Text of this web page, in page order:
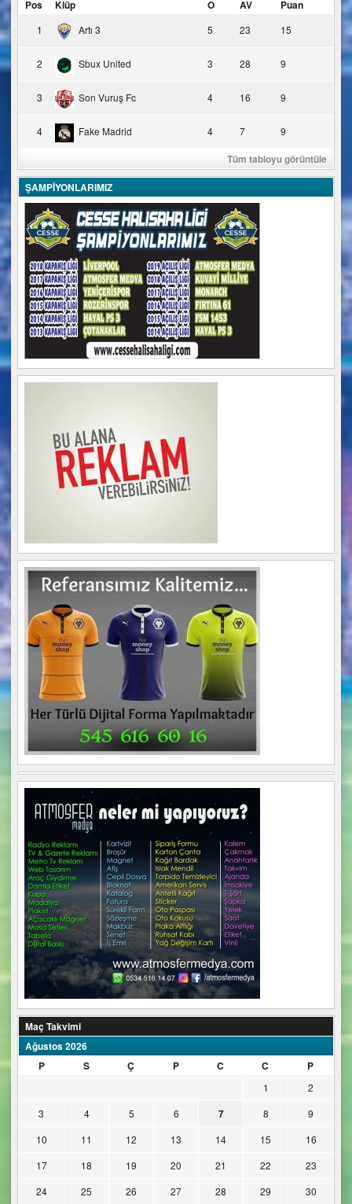
Pos
Klüp O AV Puan
1 Artı 3 5 23 15
2 Sbux United 3 28 9
3 Son Vuruş Fc 4 16 9
4 Fake Madrid 4 7 9
Tüm tabloyu görüntüle
ŞAMPİYONLARIMIZ
Maç Takvimi
Ağustos 2026
P
S Ç P C C P
1
2
3
4 5 6 7 8
9
10
11 12 13 14 15
16
17
18 19 20 21 22
23
24
25 26 27 28 29
30